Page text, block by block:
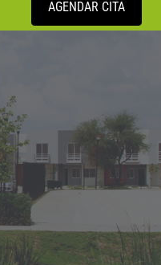
AGENDAR CITA